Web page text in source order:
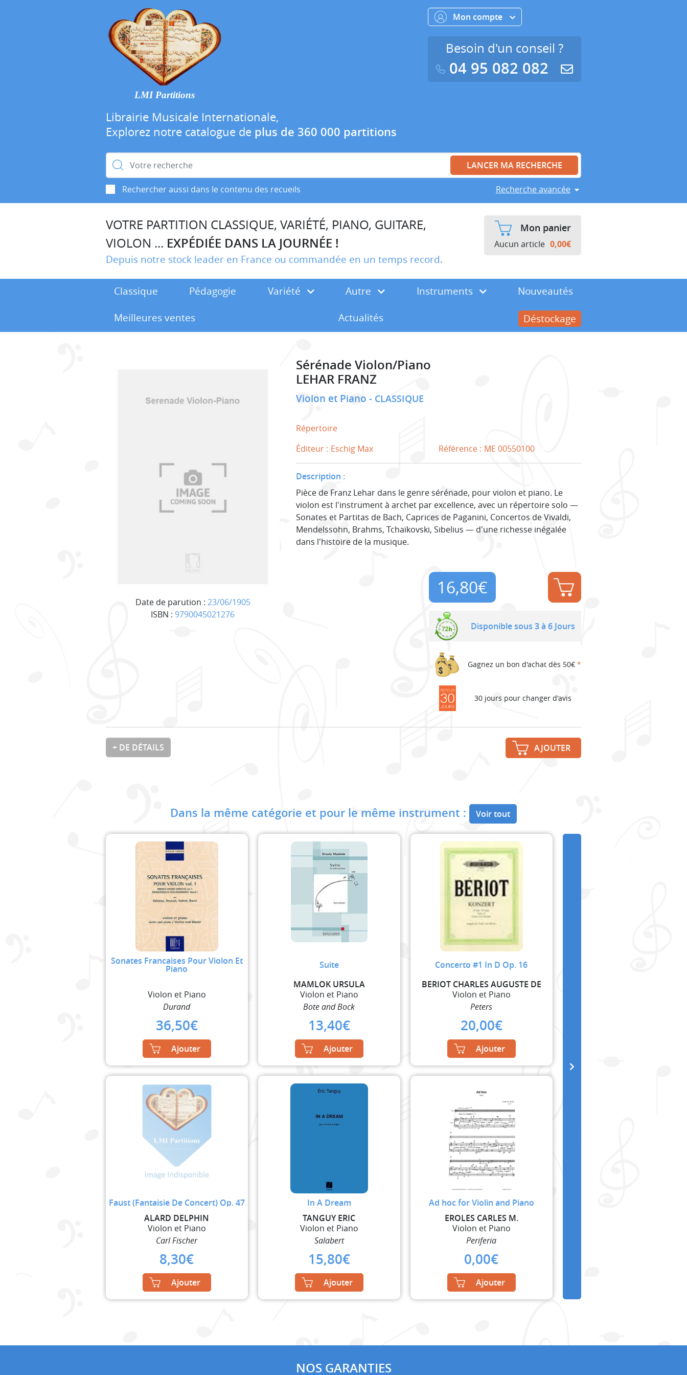
LMI Partitions
Librairie Musicale Internationale,
Explorez notre catalogue de plus de 360 000 partitions
Rechercher :
Rechercher aussi dans le contenu des recueils Recherche avancée
Mon compte
Besoin d'un conseil ?
04 95 082 082
VOTRE PARTITION CLASSIQUE, VARIÉTÉ, PIANO, GUITARE,
VIOLON ... EXPÉDIÉE DANS LA JOURNÉE !
Depuis notre stock leader en France ou commandée en un temps record.
Mon panier
Aucun article 0,00€
Classique Pédagogie Variété Autre Instruments
Nouveautés
Meilleures ventes
Actualités Déstockage
Date de parution : 23/06/1905
ISBN : 9790045021276
Sérénade Violon/Piano
LEHAR FRANZ
Violon et Piano CLASSIQUE
Répertoire
Éditeur : Eschig Max Référence : ME 00550100
Description :
Pièce de Franz Lehar dans le genre sérénade, pour violon et piano. Le
violon est l'instrument à archet par excellence, avec un répertoire solo —
Sonates et Partitas de Bach, Caprices de Paganini, Concertos de Vivaldi,
Mendelssohn, Brahms, Tchaïkovski, Sibelius — d'une richesse inégalée
dans l'histoire de la musique.
16,80€
Disponible sous 3 à 6 Jours
Gagnez un bon d'achat dès 50€ *
30 jours pour changer d'avis
+ DE DÉTAILS AJOUTER
Dans la même catégorie et pour le même instrument : Voir tout
Sonates Francaises Pour Violon Et
Piano
Violon et Piano
Durand
36,50€
Ajouter
Suite
MAMLOK URSULA
Violon et Piano
Bote and Bock
13,40€
Ajouter
Concerto #1 In D Op. 16
BERIOT CHARLES AUGUSTE DE
Violon et Piano
Peters
20,00€
Ajouter
Faust (Fantaisie De Concert) Op. 47
ALARD DELPHIN
Violon et Piano
Carl Fischer
8,30€
Ajouter
In A Dream
TANGUY ERIC
Violon et Piano
Salabert
15,80€
Ajouter
Ad hoc for Violin and Piano
EROLES CARLES M.
Violon et Piano
Periferia
0,00€
Ajouter
NOS GARANTIES